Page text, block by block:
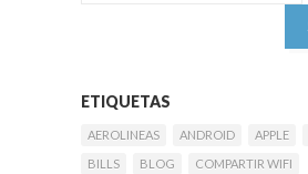
ETIQUETAS
AEROLINEAS ANDROID APPLE
BILLS
BLOG
COMPARTIR WIFI